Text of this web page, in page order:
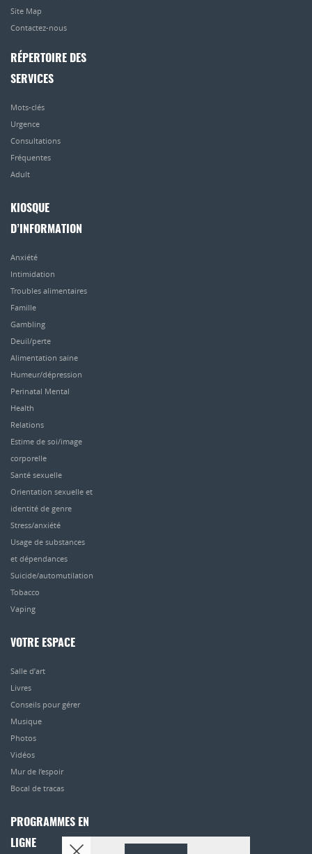
Site Map
Contactez-nous
RÉPERTOIRE DES
SERVICES
Mots-clés
Urgence
Consultations
Fréquentes
Adult
KIOSQUE
D’INFORMATION
Anxiété
Intimidation
Troubles alimentaires
Famille
Gambling
Deuil/perte
Alimentation saine
Humeur/dépression
Perinatal Mental
Health
Relations
Estime de soi/image
corporelle
Santé sexuelle
Orientation sexuelle et
identité de genre
Stress/anxiété
Usage de substances
et dépendances
Suicide/automutilation
Tobacco
Vaping
VOTRE ESPACE
Salle d’art
Livres
Conseils pour gérer
Musique
Photos
Vidéos
Mur de l’espoir
Bocal de tracas
PROGRAMMES EN
LIGNE